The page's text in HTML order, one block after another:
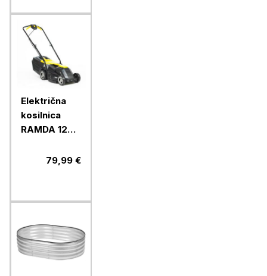
Električna
kosilnica
RAMDA 1200
79,99 €